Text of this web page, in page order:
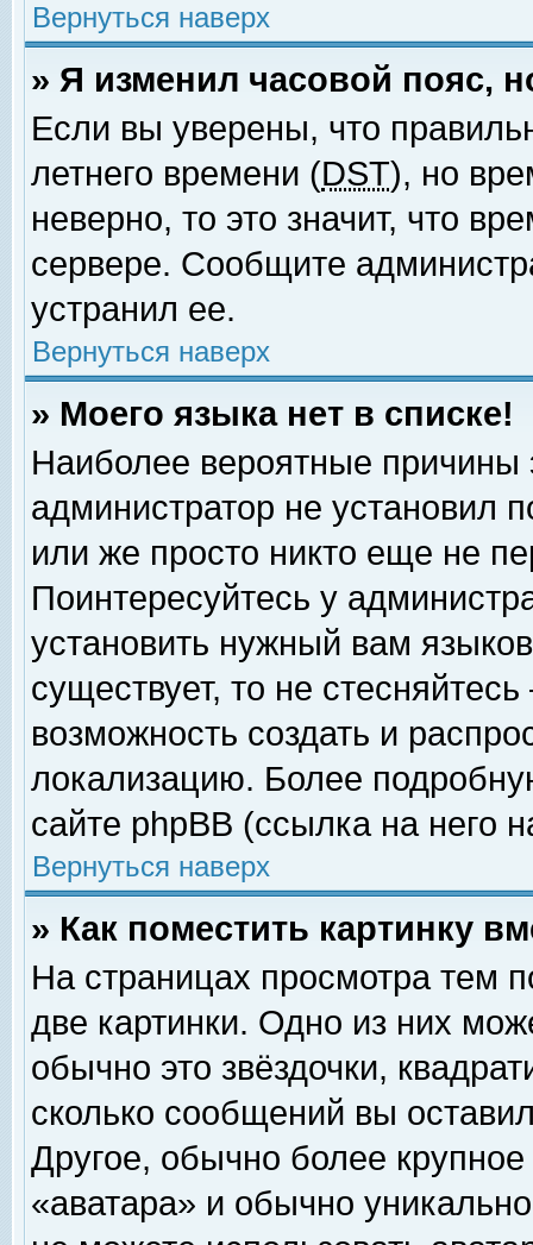
Вернуться наверх
» Я изменил часовой пояс,
Если вы уверены, что
летнего времени (DST), но
неверно, то это значит, что
сервере. Сообщите
устранил ее.
Вернуться наверх
» Моего языка нет в списке!
Наиболее вероятные причины
администратор не установил
или же просто никто еще не
Поинтересуйтесь у
установить нужный вам
существует, то не
возможность создать и
локализацию. Более
сайте phpBB (ссылка на него
Вернуться наверх
» Как поместить картинку
На страницах просмотра тем
две картинки. Одно из них
обычно это звёздочки,
сколько сообщений вы
Другое, обычно более
«аватара» и обычно